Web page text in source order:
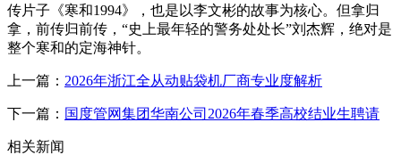
传片子《寒和1994》，也是以李文彬的故事为核心。但拿归
拿，前传归前传，“史上最年轻的警务处处长”刘杰辉，绝对是
整个寒和的定海神针。
上一篇： 2026年浙江全从动贴袋机厂商专业度解析
下一篇： 国度管网集团华南公司2026年春季高校结业生聘请
相关新闻